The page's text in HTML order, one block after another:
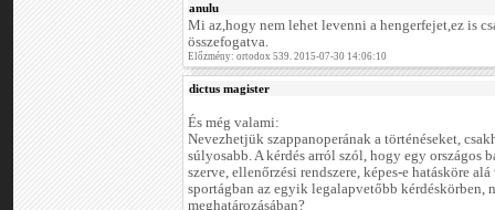
anulu
Mi az,hogy nem lehet levenni a hengerfejet,ez is
összefogatva.
Előzmény: ortodox 539. 2015-07-30 14:06:10
dictus magister
És még valami:
Nevezhetjük szappanoperának a történéseket,
súlyosabb. A kérdés arról szól, hogy egy országos
szerve, ellenőrzési rendszere, képes-e hatásköre
sportágban az egyik legalapvetőbb kérdéskörben,
meghatározásában?